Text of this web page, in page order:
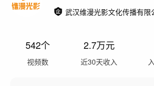
武汉维漫光影文化传播有限
542个
视频数
2.7万元
近30天收入